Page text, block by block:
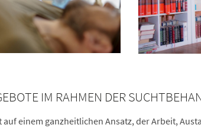
IM RAHMEN DER
auf einem ganzheitlichen Ansatz, der Arbeit,